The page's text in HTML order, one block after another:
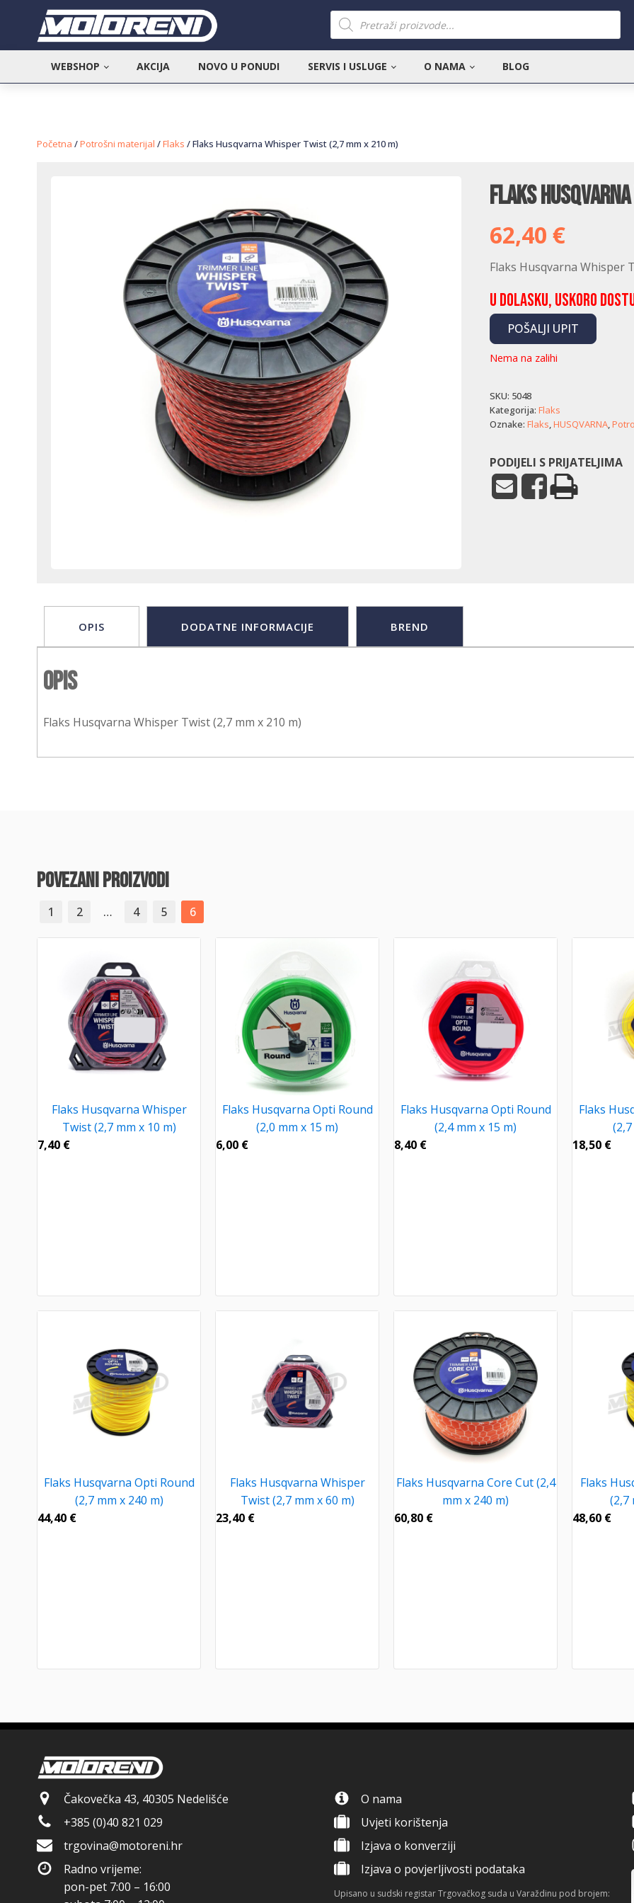
Products
search
WEBSHOP AKCIJA NOVO U PONUDI SERVIS I USLUGE O NAMA BLOG
Početna /Potrošni materijal /Flaks / Flaks Husqvarna Whisper Twist (2,7 mm x 210 m)
Flaks
62,40 €
Flaks Husqvarna Whisper
U dolasku, uskoro
POŠALJI UPIT
Nema na zalihi
SKU: 5048
Kategorija: Flaks
Oznake: Flaks,HUSQVARNA,
PODIJELI S PRIJATELJIMA
OPIS DODATNE INFORMACIJE BREND
Opis
Flaks Husqvarna Whisper Twist (2,7 mm x 210 m)
povezani proizvodi
1 2 … 4 5 6
Flaks Husqvarna Whisper
Twist (2,7 mm x 10 m)
7,40 €
Flaks Husqvarna Opti Round
(2,0 mm x 15 m)
6,00 €
Flaks Husqvarna Opti Round
(2,4 mm x 15 m)
8,40 €
Flaks
18,50 €
Flaks Husqvarna Opti Round
(2,7 mm x 240 m)
44,40 €
Flaks Husqvarna Whisper
Twist (2,7 mm x 60 m)
23,40 €
Flaks Husqvarna Core Cut (2,4
mm x 240 m)
60,80 €
Flaks
(2,7
48,60 €
Čakovečka 43, 40305 Nedelišće
+385 (0)40 821 029
trgovina@motoreni.hr
Radno vrijeme:
pon-pet 7:00 – 16:00
O nama
Uvjeti korištenja
Izjava o konverziji
Izjava o povjerljivosti podataka
Upisano u sudski registar Trgovačkog suda u Varaždinu pod brojem: